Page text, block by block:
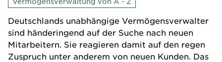
Deutschlands unabhängige Vermögensverwalter
sind händeringend auf der Suche nach neuen
Mitarbeitern. Sie reagieren damit auf den regen
Zuspruch unter anderem von neuen Kunden. Das